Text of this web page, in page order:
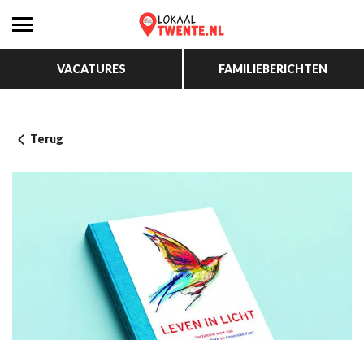
VACATURES FAMILIEBERICHTEN
Terug